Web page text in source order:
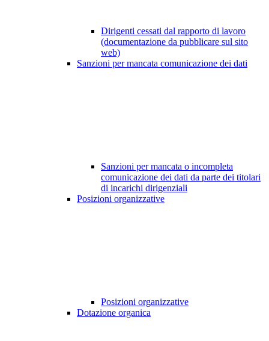
Dirigenti cessati dal rapporto di lavoro
(documentazione da pubblicare sul sito
web)
Sanzioni per mancata comunicazione dei dati
Sanzioni per mancata o incompleta
comunicazione dei dati da parte dei titolari
di incarichi dirigenziali
Posizioni organizzative
Posizioni organizzative
Dotazione organica